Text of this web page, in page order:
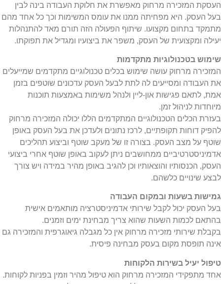
העסקת המזכירה מרחוק מאפשרת את חלוקת העבודה בינה לבין
בעל העסק. היא מפחיתה ממנו את עומס המשימות וכך כל אחד מהם
מתמקד בתחום מקצועו. שיתוף הפעולה הזה תורם מאד להתנהלות
יעילה ומקצועית של העסק, משפר את ביצועיו ומגדיל את תפוקתו.
שימוש בטכנולוגיות מתקדמות
המזכירה מרחוק עושה שימוש בכלים טכנולוגיים מתקדמים שמייעלים
את העבודה ומסייעים לה לתת לבעל העסק עדכונים שוטפים בזמן
אמת, לתאם פגישות און-ליין ולנהל משימות באמצעות תוכנות
מיוחדות לניהול זמן.
בעזרת הכלים הטכנולוגיים המתקדמים הללו יכולה המזכירה מרחוק
להפיק דוחות תקופתיים, לרכז נתונים ולעדכן את בעל העסק באופן
שוטף על מצב העסק. בצורה זו של מעקב שוטף וביצוע תהליכים
אדמיניסטרטיביים ממחושבים ניתן לעקוב באופן שוטף אחרי ביצועי
העסק, הכנסותיו והוצאותיו וכן להגיב באופן מהיר במידה ויש צורך
לבצע שינויים כלשהם.
גמישות בשעות ובמקום העבודה
בעל העסק יכול לקבל שירותי אדמיניסטרציה מותאמים אישית
בהתאם לכמות השעות שהוא צריך מבחינת ימים וזמנים.
בקבלת שירותי מזכירה מרחוק אין כל מגבלה גיאוגרפית והמזכירה גם
אינה תופסת מקום בעסק מבחינה פיסית.
טיפול יעיל בשירות הלקוחות
אחד מתפקידי המזכירה מרחוק הוא טיפול מהיר וזמין בפניות לקוחות.